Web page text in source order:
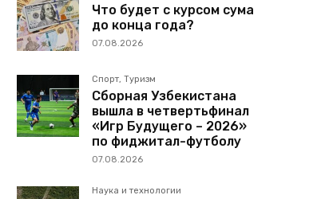
Что будет с курсом сума
до конца года?
07.08.2026
Спорт, Туризм
Сборная Узбекистана
вышла в четвертьфинал
«Игр Будущего – 2026»
по фиджитал-футболу
07.08.2026
Наука и технологии